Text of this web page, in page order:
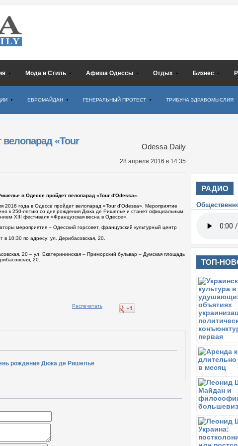
Мода и Стиль Афиша Одессы Отдых Бизнес
ЕВРОМАЙДАН ГЕНЕРАЛЬНЫЙ ПРОТЕСТ ТРИБУНА ЗДРАВОМЫСЛИЯ
«Tour
Odessa Daily
28 апреля 2016 в 14:35
в Одессе пройдет велопарад «Tour d'Odessa».
2016 года в Одессе пройдет велопарад «Tour d'Odessa». Мероприятие
к 250-летию со дня рождения Дюка де Ришелье и станет официальным
XIII фестиваля «Французская весна в Одессе».
мероприятия – Одесский горсовет, французский культурный центр
в 10:30 по адресу: ул. Дерибасовская, 20.
20 – ул. Екатерининская – Приморский бульвар – Думская площадь
20.
РАДИО
ТОП-